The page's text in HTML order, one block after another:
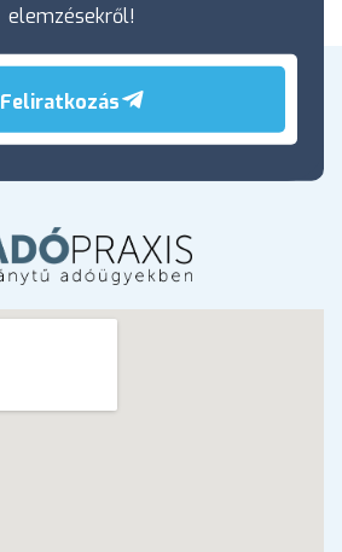
elemzésekről!
Feliratkozás